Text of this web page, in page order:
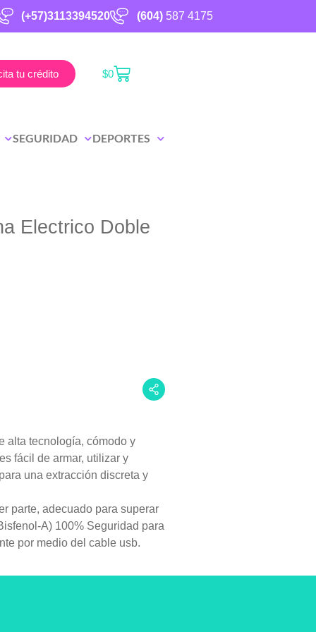
(+57)3113394520 (604)587 4175
tu crédito $0
SEGURIDAD DEPORTES
Electrico Doble
alta tecnología, cómodo y
fácil de armar, utilizar y
una extracción discreta y
parte, adecuado para superar
A) 100% Seguridad para
por medio del cable usb.